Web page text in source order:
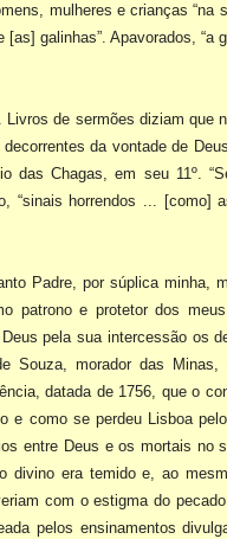
mulheres ecrianças “na
galinhas”. Apavorados, “a
Livros de sermões diziam que
da vontadede
das Chagas, em seu 11º.
“sinais horrendos ... [como]
Padre, por súplica minha,
patrono e protetor dos
pela sua intercessão os
Souza, morador das Minas,
datada de 1756, que o
e como se perdeu Lisboa
entre Deus e os mortais no
divino era temido e, ao
com o estigma do
pelos ensinamentos